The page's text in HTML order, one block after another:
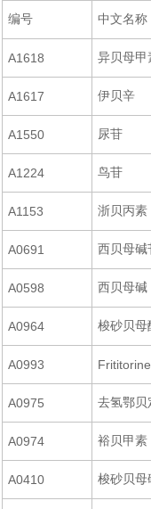
编号 中文名称
A1618 异贝母甲
A1617 伊贝辛
A1550 尿苷
A1224 鸟苷
A1153 浙贝丙素
A0691 西贝母碱
A0598 西贝母碱
A0964 梭砂贝母
A0993
A0975 去氢鄂贝
A0974 裕贝甲素
A0410 梭砂贝母